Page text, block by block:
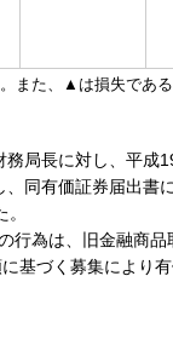
また、▲は損失である
局長に対し、平成
同有価証券届出
行為は、旧金融商
基づく募集により